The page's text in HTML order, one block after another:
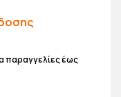
παραγγελίες έως